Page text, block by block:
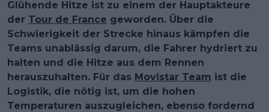
Glühende Hitze ist zu einem der Hauptakteure
der Tour de France geworden. Über die
Schwierigkeit der Strecke hinaus kämpfen die
Teams unablässig darum, die Fahrer hydriert zu
halten und die Hitze aus dem Rennen
herauszuhalten. Für das Movistar Team ist die
Logistik, die nötig ist, um die hohen
Temperaturen auszugleichen, ebenso fordernd